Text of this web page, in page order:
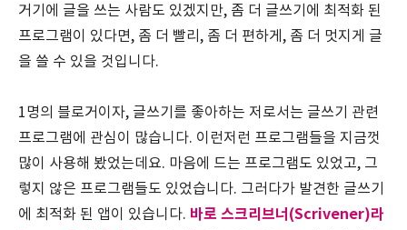
거기에 글을 쓰는 사람도 있겠지만, 좀 더 글쓰기에 최적화 된
프로그램이 있다면, 좀 더 빨리, 좀 더 편하게, 좀 더 멋지게 글
을 쓸 수 있을 것입니다.
1명의 블로거이자, 글쓰기를 좋아하는 저로서는 글쓰기 관련
프로그램에 관심이 많습니다. 이런저런 프로그램들을 지금껏
많이 사용해 봤었는데요. 마음에 드는 프로그램도 있었고, 그
렇지 않은 프로그램들도 있었습니다. 그러다가 발견한 글쓰기
에 최적화 된 앱이 있습니다. 바로 스크리브너(Scrivener)라